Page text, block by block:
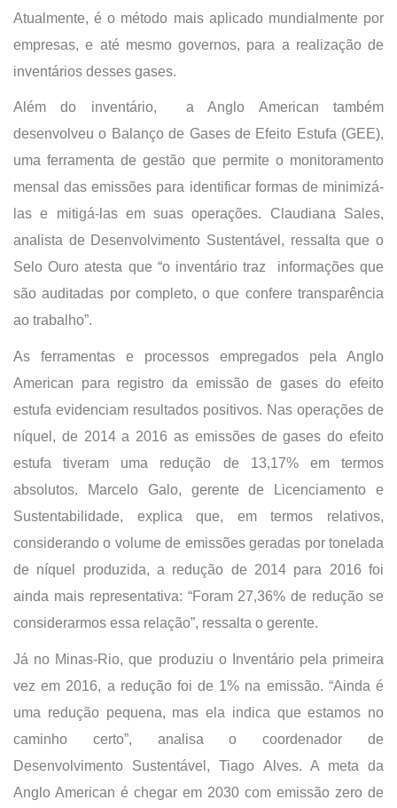
Atualmente, é o método mais aplicado mundialmente por
empresas, e até mesmo governos, para a realização de
inventários desses gases.
Além do inventário, a Anglo American também
desenvolveu o Balanço de Gases de Efeito Estufa (GEE),
uma ferramenta de gestão que permite o monitoramento
mensal das emissões para identificar formas de minimizá-
las e mitigá-las em suas operações. Claudiana Sales,
analista de Desenvolvimento Sustentável, ressalta que o
Selo Ouro atesta que “o inventário traz informações que
são auditadas por completo, o que confere transparência
ao trabalho”.
As ferramentas e processos empregados pela Anglo
American para registro da emissão de gases do efeito
estufa evidenciam resultados positivos. Nas operações de
níquel, de 2014 a 2016 as emissões de gases do efeito
estufa tiveram uma redução de 13,17% em termos
absolutos. Marcelo Galo, gerente de Licenciamento e
Sustentabilidade, explica que, em termos relativos,
considerando o volume de emissões geradas por tonelada
de níquel produzida, a redução de 2014 para 2016 foi
ainda mais representativa: “Foram 27,36% de redução se
considerarmos essa relação”, ressalta o gerente.
Já no Minas-Rio, que produziu o Inventário pela primeira
vez em 2016, a redução foi de 1% na emissão. “Ainda é
uma redução pequena, mas ela indica que estamos no
caminho certo”, analisa o coordenador de
Desenvolvimento Sustentável, Tiago Alves. A meta da
Anglo American é chegar em 2030 com emissão zero de